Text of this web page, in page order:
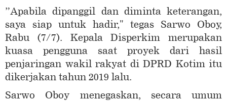
”Apabila dipanggil dan diminta keterangan,
saya siap untuk hadir," tegas Sarwo Oboy,
Rabu (7/7). Kepala Disperkim merupakan
kuasa pengguna saat proyek dari hasil
penjaringan wakil rakyat di DPRD Kotim itu
dikerjakan tahun 2019 lalu.
Sarwo Oboy menegaskan, secara umum